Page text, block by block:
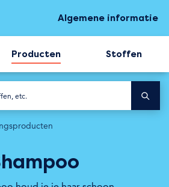
Algemene informatie
Producten Stoffen